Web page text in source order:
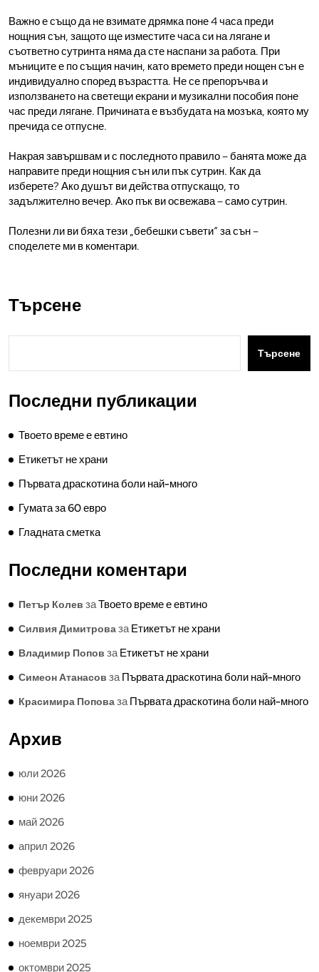
Важно е също да не взимате дрямка поне 4 часа преди
нощния сън, защото ще изместите часа си на лягане и
съответно сутринта няма да сте наспани за работа. При
мъниците е по същия начин, като времето преди нощен сън е
индивидуално според възрастта. Не се препоръчва и
използването на светещи екрани и музикални пособия поне
час преди лягане. Причината е възбудата на мозъка, която му
пречида се отпусне.
Накрая завършвам и с последното правило – банята може да
направите преди нощния сън или пък сутрин. Как да
изберете? Ако душът ви действа отпускащо, то
задължително вечер. Ако пък ви освежава – само сутрин.
Полезни ли ви бяха тези „бебешки съвети“ за сън –
споделете ми в коментари.
Търсене
Търсене
Последни публикации
Твоето време е евтино
Етикетът не храни
Първата драскотина боли най-много
Гумата за 60 евро
Гладната сметка
Последни коментари
Петър Колев заТвоето време е евтино
Силвия ДимитровазаЕтикетът не храни
Владимир Попов заЕтикетът не храни
Симеон Атанасов заПървата драскотина боли най-много
Красимира ПоповазаПървата драскотина боли най-много
Архив
юли 2026
юни 2026
май 2026
април 2026
февруари 2026
януари 2026
декември 2025
ноември 2025
октомври 2025